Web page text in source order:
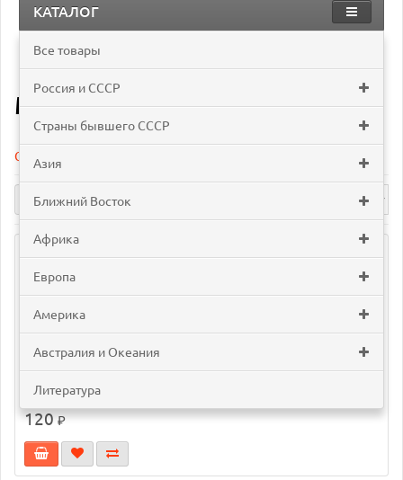
КАТАЛОГ
Все товары
Россия и СССР
Страны бывшего СССР
Азия
Ближний Восток
Африка
Европа
Америка
Австралия и Океания
Литература
Мавритания
Сравнение товаров (0)
Зимбабве - 500000 долларов - 2007 (AA)
120₽